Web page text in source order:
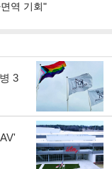
역 기회"
3